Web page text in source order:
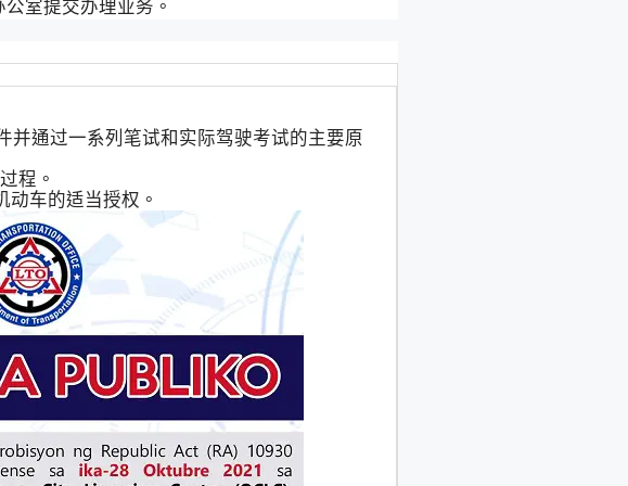
室提交办理业务。
并通过一系列笔试和实际驾驶考试的主要原
程。
车的适当授权。